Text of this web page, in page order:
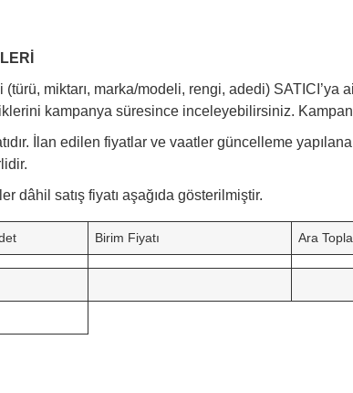
miktarı, marka/modeli, rengi, adedi) SATICI’ya
kampanya süresince inceleyebilirsiniz.
İlan edilen fiyatlar ve vaatler güncelleme
dâhil satış fiyatı aşağıda gösterilmiştir.
Birim Fiyatı Ara